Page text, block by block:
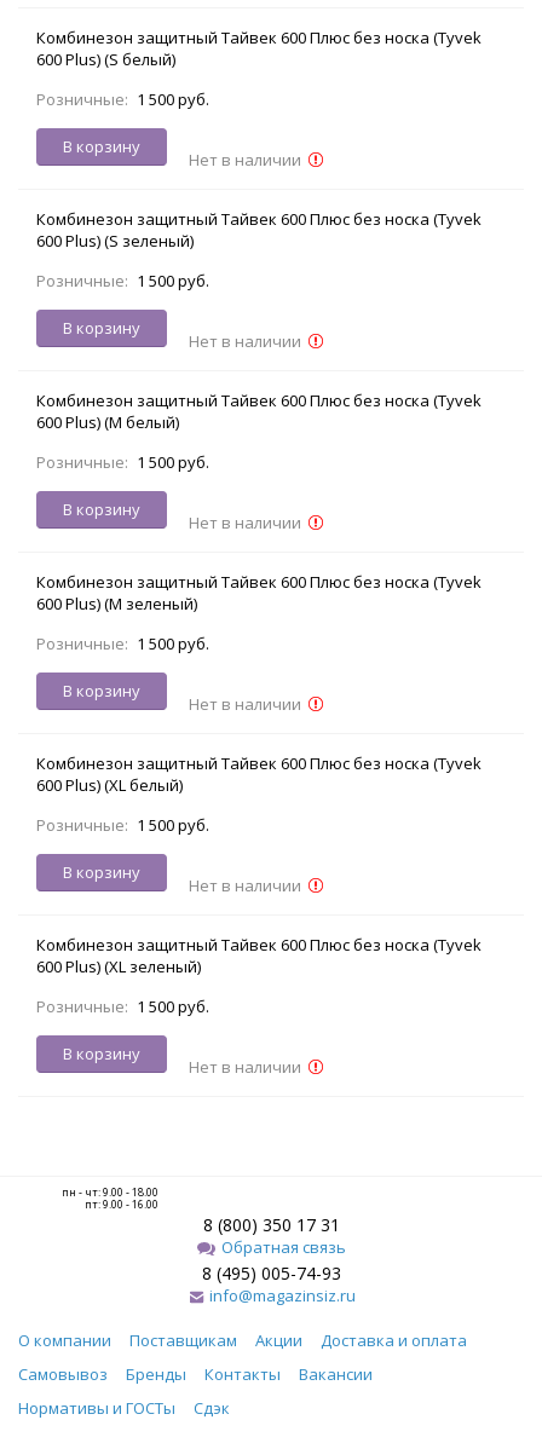
Комбинезон защитный Тайвек 600 Плюс без носка (Tyvek
600 Plus) (S белый)
Розничные: 1 500 руб.
В корзину
Нет в наличии
Комбинезон защитный Тайвек 600 Плюс без носка (Tyvek
600 Plus) (S зеленый)
Розничные: 1 500 руб.
В корзину
Нет в наличии
Комбинезон защитный Тайвек 600 Плюс без носка (Tyvek
600 Plus) (M белый)
Розничные: 1 500 руб.
В корзину
Нет в наличии
Комбинезон защитный Тайвек 600 Плюс без носка (Tyvek
600 Plus) (M зеленый)
Розничные: 1 500 руб.
В корзину
Нет в наличии
Комбинезон защитный Тайвек 600 Плюс без носка (Tyvek
600 Plus) (XL белый)
Розничные: 1 500 руб.
В корзину
Нет в наличии
Комбинезон защитный Тайвек 600 Плюс без носка (Tyvek
600 Plus) (XL зеленый)
Розничные: 1 500 руб.
В корзину
Нет в наличии
пн - чт: 9.00 - 18.00
пт: 9.00 - 16.00
8 (800) 350 17 31
Обратная связь
8 (495) 005-74-93
info@magazinsiz.ru
О компании Поставщикам Акции
Доставка и оплата
Самовывоз
Бренды Контакты
Вакансии
Нормативы и ГОСТы
Сдэк